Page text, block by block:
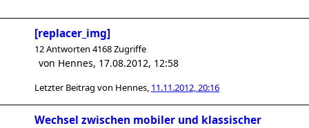
[replacer_img]
12 Antworten 4168 Zugriffe
von Hennes, 17.08.2012, 12:58
Letzter Beitrag von Hennes, 11.11.2012, 20:16
Wechsel zwischen mobiler und klassischer